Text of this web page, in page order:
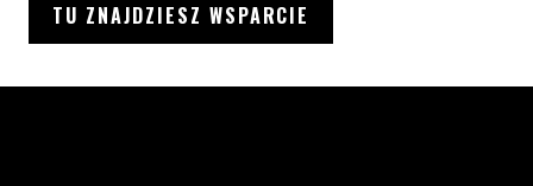
TU ZNAJDZIESZ WSPARCIE